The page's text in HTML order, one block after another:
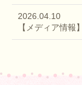
2026.04.10
【メディア情報